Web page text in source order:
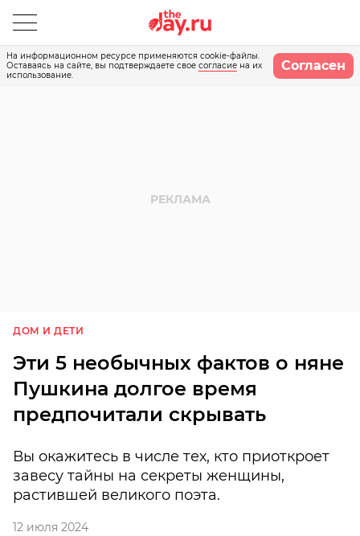
На информационном ресурсе применяются cookie-файлы.
Оставаясь на сайте, вы подтверждаете свое согласие на их
использование.
Согласен
ДОМ И ДЕТИ
Эти 5 необычных фактов о няне
Пушкина долгое время
предпочитали скрывать
Вы окажитесь в числе тех, кто приоткроет
завесу тайны на секреты женщины,
растившей великого поэта.
12 июля 2024